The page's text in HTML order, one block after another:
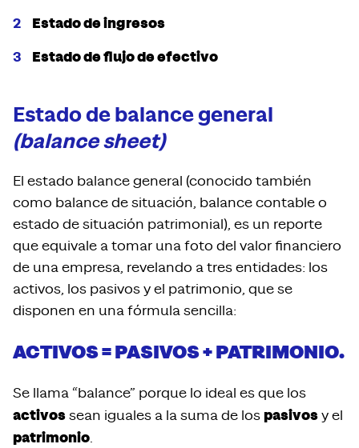
Estado de ingresos
Estado de flujo de efectivo
Estado de balance general
(balance sheet)
El estado balance general (conocido también
como balance de situación, balance contable o
estado de situación patrimonial), es un reporte
que equivale a tomar una foto del valor financiero
de una empresa, revelando a tres entidades: los
activos, los pasivos y el patrimonio, que se
disponen en una fórmula sencilla:
ACTIVOS = PASIVOS + PATRIMONIO.
Se llama “balance” porque lo ideal es que los
activos sean iguales a la suma de los pasivos y el
patrimonio.